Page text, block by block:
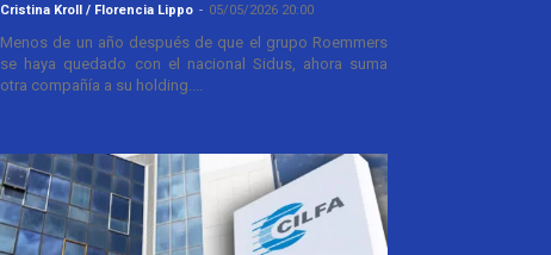
Cristina Kroll / Florencia Lippo - 05/05/2026 20:00
Menos de un año después de que el grupo Roemmers
se haya quedado con el nacional Sidus, ahora suma
otra compañía a su holding....